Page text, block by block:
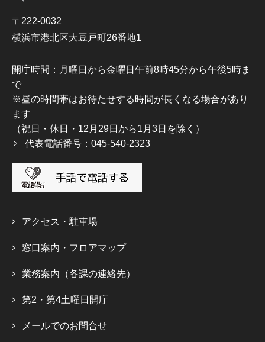
〒222-0032
横浜市港北区大豆戸町26番地1
開庁時間：月曜日から金曜日午前8時45分から午後5時ま
で
※昼の時間帯はお待たせする時間が長くなる場合があり
ます
（祝日・休日・12月29日から1月3日を除く）
代表電話番号：045-540-2323
アクセス・駐車場
窓口案内・フロアマップ
業務案内（各課の連絡先）
第2・第4土曜日開庁
メールでのお問合せ